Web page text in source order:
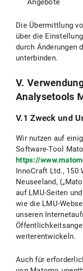
Angebote
Die Übermittlung
über die
durch Änderungen
unterbinden.
V.
Analysetools
V.1 Zweck und
Wir nutzen auf
Software-Tool
https://
InnoCraft Ltd., 150
Neuseeland,
auf LMU-Seiten
wie die LMU-
unseren
weiterentwickeln.
Auch für